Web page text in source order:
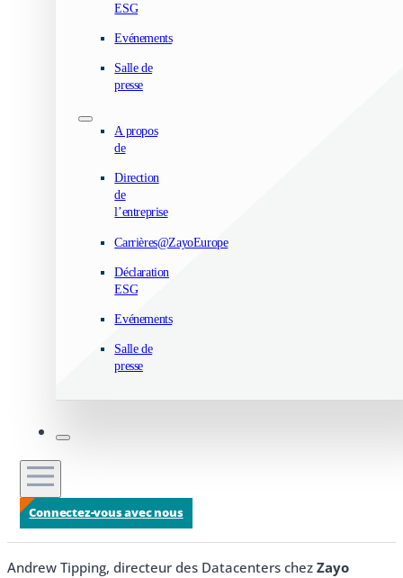
ESG
Evénements
Salle de
presse
A propos
de
Direction
de
l’entreprise
Carrières@ZayoEurope
Déclaration
ESG
Evénements
Salle de
presse
Connectez-vous avec nous
Andrew Tipping, directeur des Datacenters chez Zayo